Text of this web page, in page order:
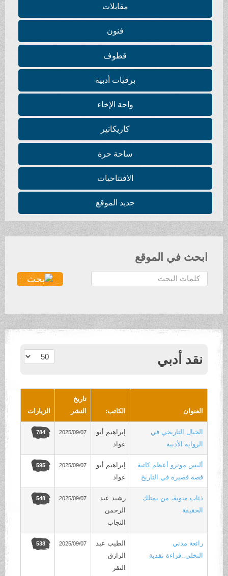
مقابلات
فنون
قطوف
برقيات أدبية
واحة الإخاء
كاريكاتير
ساحة حرة
الافتتاحيات
جديد الموقع
ابحث في الموقع
ح
ث
.
نقد أدبي عدد الإظهارات:
العنوان الكاتب:
تاريخ
النشر
الزيارات
الخيال التاريخي في
الرواية الأدبية
إبراهيم أبو
عواد
2025/09/07
784
أليس مونرو أعظم كاتبة
قصة قصيرة في التاريخ
إبراهيم أبو
عواد
2025/09/07
595
ذئاب منوية، من يمتلك
الحقيقة
رشيد عبد
الرحمن
النجاب
2025/09/07
548
رائعة مدني
النخلي..قراءة نقدية
الطيب عبد
الرازق
النقر
2025/09/07
538